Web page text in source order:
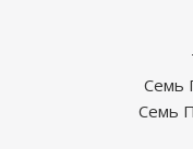
Семь
Семь